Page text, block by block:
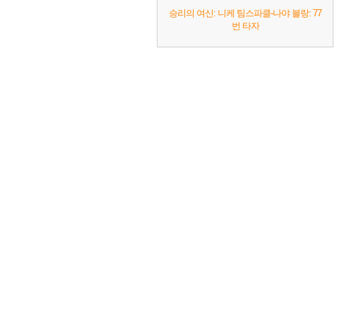
승리의 여신: 니케 팀스파클-나야 블랑: 77
번 타자